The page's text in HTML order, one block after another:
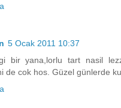
5 Ocak 2011 10:37
bir yana,lorlu tart nasil
de cok hos. Güzel günlerde